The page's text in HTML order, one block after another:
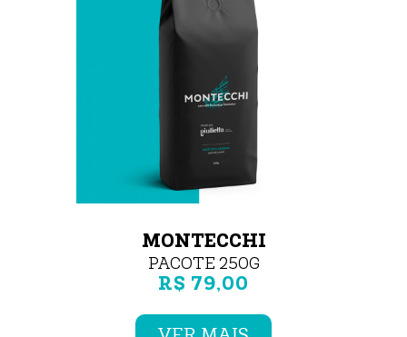
MONTECCHI
PACOTE 250G
R$ 79,00